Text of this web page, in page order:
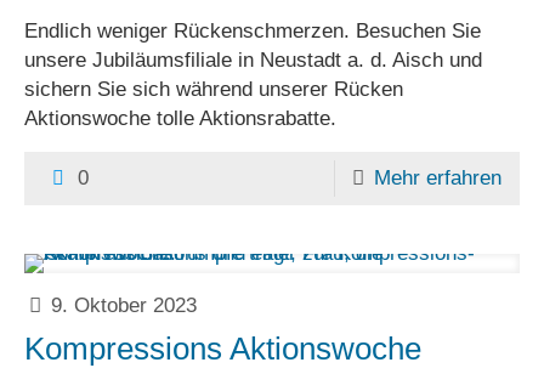
Endlich weniger Rückenschmerzen. Besuchen Sie
unsere Jubiläumsfiliale in Neustadt a. d. Aisch und
sichern Sie sich während unserer Rücken
Aktionswoche tolle Aktionsrabatte.
0 Mehr erfahren
9. Oktober 2023
Kompressions Aktionswoche